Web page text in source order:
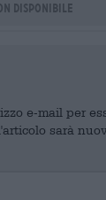
disponibile
e-mail per
sarà